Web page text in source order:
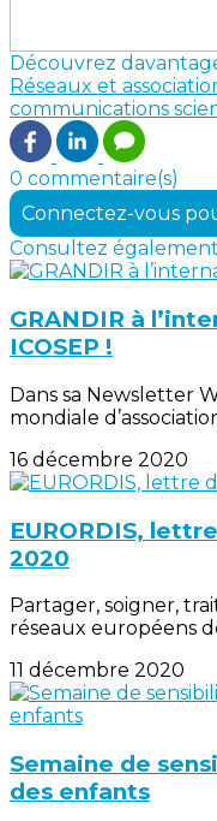
Découvrez
Réseaux et
communications
0 commentaire(s)
Connectez-vous
Consultez également
GRANDIR à
ICOSEP !
Dans sa Newsletter
mondiale
16 décembre 2020
EURORDIS,
2020
Partager, soigner,
réseaux européens
11 décembre 2020
Semaine de
des enfants